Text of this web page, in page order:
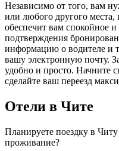
Независимо от того, вам
или любого другого
обеспечит вам спокойное
подтверждения
информацию о водителе и
вашу электронную почту.
удобно и просто. Начните
сделайте ваш переезд
Отели в Чите
Планируете поездку в
проживание?